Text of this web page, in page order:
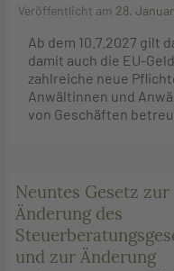
Veröffentlicht am 28.
Ab dem 10.7.2027 gilt
damit auch die EU-
zahlreiche neue
Anwältinnen und
von Geschäften
Neuntes Gesetz zur
Änderung des
und zur Änderung